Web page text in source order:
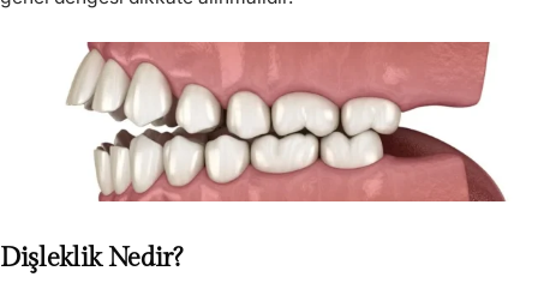
Dişleklik Nedir?